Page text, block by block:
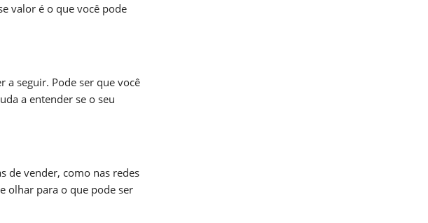
valor é o que você pode
a seguir. Pode ser que você
a entender se o seu
de vender, como nas redes
olhar para o que pode ser